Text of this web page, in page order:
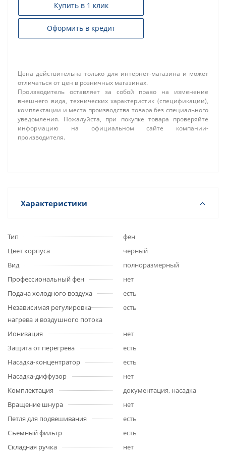
Купить в 1 клик
Оформить в кредит
Цена действительна только для интернет-магазина и может
отличаться от цен в розничных магазинах.
Производитель оставляет за собой право на изменение
внешнего вида, технических характеристик (спецификации),
комплектации и места производства товара без специального
уведомления. Пожалуйста, при покупке товара проверяйте
информацию на официальном сайте компании-
производителя.
Характеристики
Тип
фен
Цвет корпуса
черный
Вид
полноразмерный
Профессиональный фен
нет
Подача холодного воздуха
есть
Независимая регулировка
нагрева и воздушного потока
есть
Ионизация
нет
Защита от перегрева
есть
Насадка-концентратор
есть
Насадка-диффузор
нет
Комплектация
документация, насадка
Вращение шнура
нет
Петля для подвешивания
есть
Съемный фильтр
есть
Складная ручка
нет